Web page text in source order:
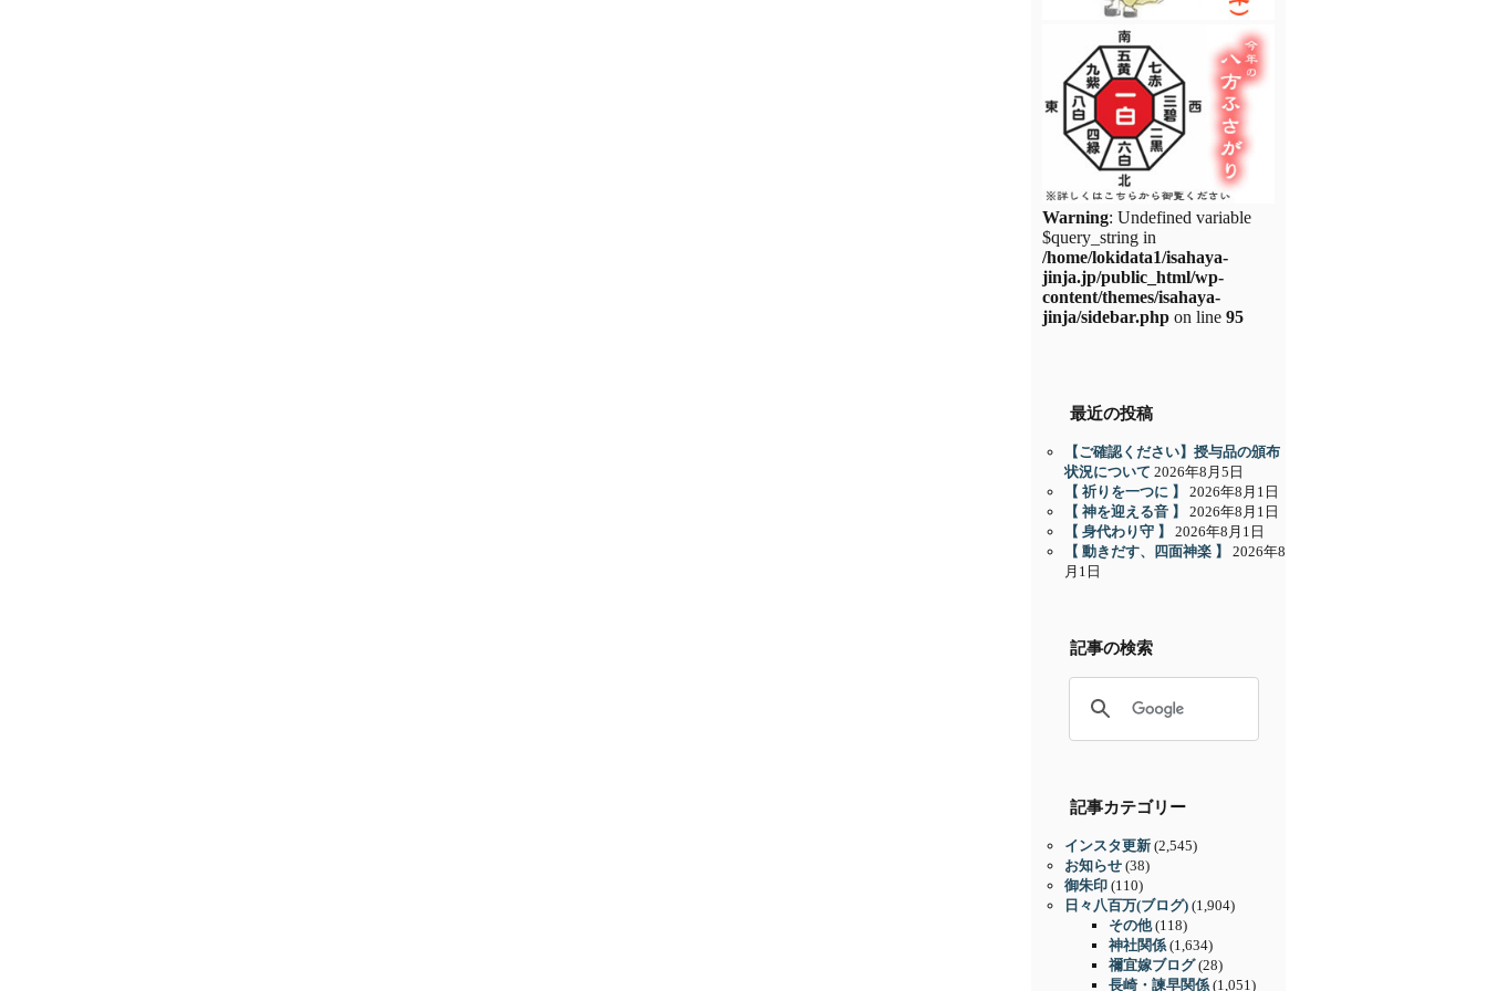
Warning: Undefined variable
$query_string in
/home/lokidata1/isahaya-
jinja.jp/public_html/wp-
content/themes/isahaya-
jinja/sidebar.php on line 95
最近の投稿
【ご確認ください】授与品の頒布
状況について 2026年8月5日
【 祈りを一つに 】
2026年8月1日
【 神を迎える音 】
2026年8月1日
【 身代わり守 】
2026年8月1日
【 動きだす、四面神楽 】
2026年8
月1日
記事の検索
記事カテゴリー
インスタ更新 (2,545)
お知らせ (38)
御朱印 (110)
日々八百万(ブログ) (1,904)
その他(118)
神社関係 (1,634)
禰宜嫁ブログ(28)
長崎・諫早関係 (1,051)